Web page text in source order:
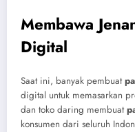
Membawa
Digital
Saat ini, banyak pembuat
digital untuk memasarkan
dan toko daring membuat
konsumen dari seluruh